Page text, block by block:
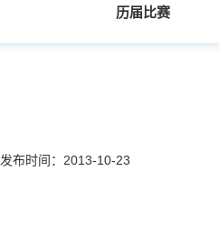
历届比赛
发布时间：2013-10-23